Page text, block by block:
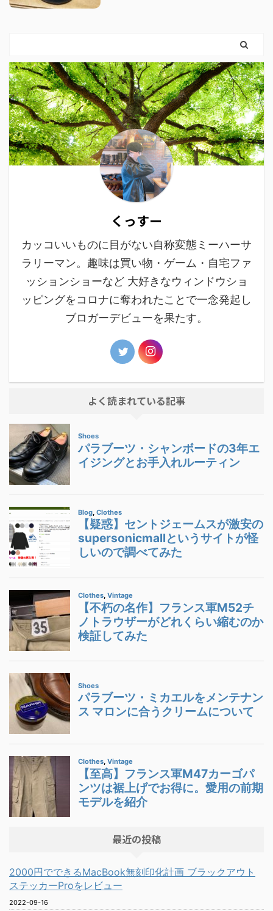
くっすー
カッコいいものに目がない自称変態ミーハーサ
ラリーマン。趣味は買い物・ゲーム・自宅ファ
ッションショーなど 大好きなウィンドウショ
ッピングをコロナに奪われたことで一念発起し
ブロガーデビューを果たす。
よく読まれている記事
最近の投稿
2000円でできるMacBook無刻印化計画 ブラックアウト
ステッカーProをレビュー
2022-09-16